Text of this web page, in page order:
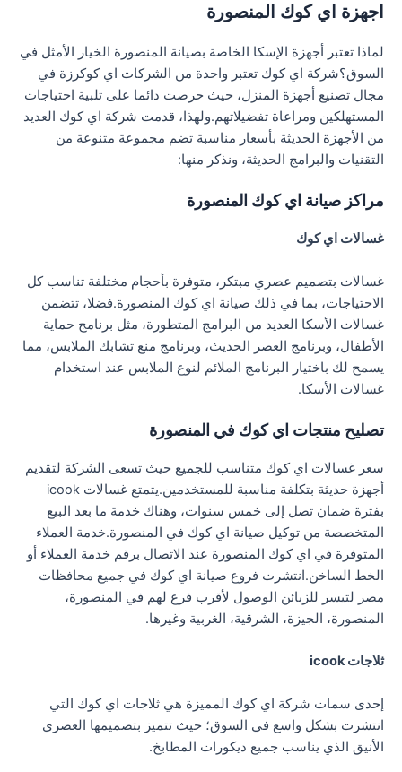
اجهزة اي كوك المنصورة
لماذا تعتبر أجهزة الإسكا الخاصة بصيانة المنصورة الخيار الأمثل في
السوق؟شركة اي كوك تعتبر واحدة من الشركات اي كوكرزة في
مجال تصنيع أجهزة المنزل، حيث حرصت دائما على تلبية احتياجات
المستهلكين ومراعاة تفضيلاتهم.ولهذا، قدمت شركة اي كوك العديد
من الأجهزة الحديثة بأسعار مناسبة تضم مجموعة متنوعة من
التقنيات والبرامج الحديثة، ونذكر منها:
مراكز صيانة اي كوك المنصورة
غسالات اي كوك
غسالات بتصميم عصري مبتكر، متوفرة بأحجام مختلفة تناسب كل
الاحتياجات، بما في ذلك صيانة اي كوك المنصورة.فضلا، تتضمن
غسالات الأسكا العديد من البرامج المتطورة، مثل برنامج حماية
الأطفال، وبرنامج العصر الحديث، وبرنامج منع تشابك الملابس، مما
يسمح لك باختيار البرنامج الملائم لنوع الملابس عند استخدام
غسالات الأسكا.
تصليح منتجات اي كوك في المنصورة
سعر غسالات اي كوك متناسب للجميع حيث تسعى الشركة لتقديم
أجهزة حديثة بتكلفة مناسبة للمستخدمين.يتمتع غسالات icook
بفترة ضمان تصل إلى خمس سنوات، وهناك خدمة ما بعد البيع
المتخصصة من توكيل صيانة اي كوك في المنصورة.خدمة العملاء
المتوفرة في اي كوك المنصورة عند الاتصال برقم خدمة العملاء أو
الخط الساخن.انتشرت فروع صيانة اي كوك في جميع محافظات
مصر لتيسر للزبائن الوصول لأقرب فرع لهم في المنصورة،
المنصورة، الجيزة، الشرقية، الغربية وغيرها.
ثلاجات icook
إحدى سمات شركة اي كوك المميزة هي ثلاجات اي كوك التي
انتشرت بشكل واسع في السوق؛ حيث تتميز بتصميمها العصري
الأنيق الذي يناسب جميع ديكورات المطابخ.